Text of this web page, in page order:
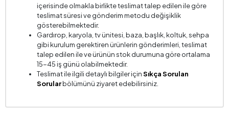
içerisinde olmakla birlikte teslimat talep edilen ile göre
teslimat süresi ve gönderim metodu değişiklik
gösterebilmektedir.
Gardırop, karyola, tv ünitesi, baza, başlık, koltuk, sehpa
gibi kurulum gerektiren ürünlerin gönderimleri, teslimat
talep edilen ile ve ürünün stok durumuna göre ortalama
15-45 iş günü olabilmektedir.
Teslimat ile ilgili detaylı bilgiler içinSıkça Sorulan
Sorularbölümünü ziyaret edebilirsiniz.